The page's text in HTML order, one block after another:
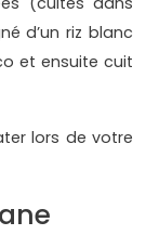
d’un riz blanc
et ensuite cuit
lors de votre